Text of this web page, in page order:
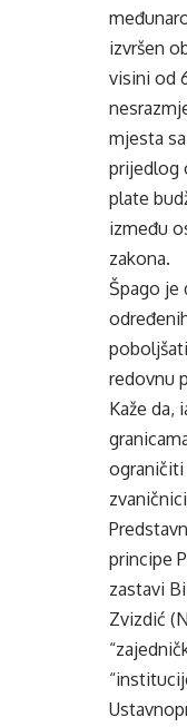
izvršen
visini od
mjesta
prijedlog
plate
između
zakona.
Špago je
redovnu
Kaže da,
ograničiti
principe
zastavi
Zvizdić